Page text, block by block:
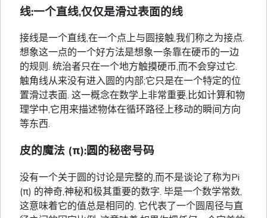
线:一个直线,仅仅是滑过表面的线
接线是一个直线,在一个点上与圆接触,我们称之为接点.
想象这一点的一个好方法是想象一条靠在硬币的一边
的规则. 统治者只在一个地方触摸硬币,而不会穿过它.
触角线从来没有进入圆的内部;它只是在一个特定的位
置滑过表面. 这一概念在数学上非常重要,比如计算和物
理学中,它用来描述物体在循环路径上移动的瞬间方向
等东西.
皮的魔法 (π):圆的秘密号码
没有一个关于圆的讨论是完整的,而不是谈论了称为Pi
(π) 的神奇,神秘和极其重要的数字. 毕是一个数学常数,
这意味着它的值总是相同的. 它代表了一个圆周径与直